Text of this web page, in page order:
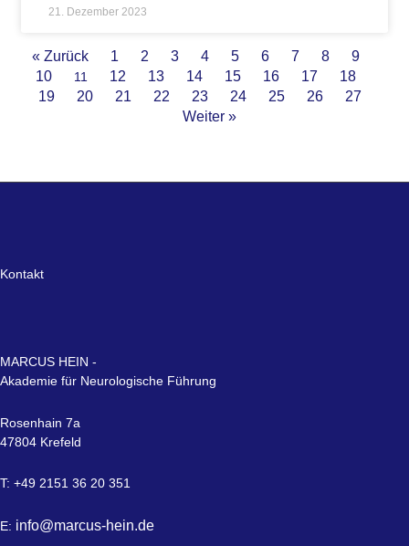
21. Dezember 2023
« Zurück 1 2 3 4 5 6 7 8
9
10
11 12 13 14 15 16 17
18
19
20 21 22 23 24 25 26
27
Weiter »
Kontakt
MARCUS HEIN -
Akademie für Neurologische Führung
Rosenhain 7a
47804 Krefeld
T: +49 2151 36 20 351
E: info@marcus-hein.de